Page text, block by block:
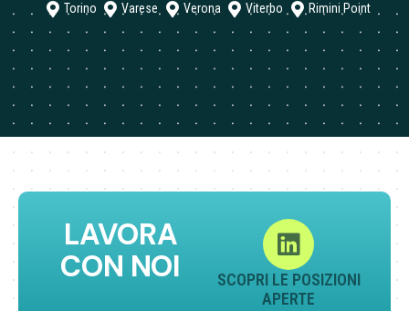
Torino
Varese Verona Viterbo Rimini Point
LAVORA
CON NOI
SCOPRI LE POSIZIONI
APERTE